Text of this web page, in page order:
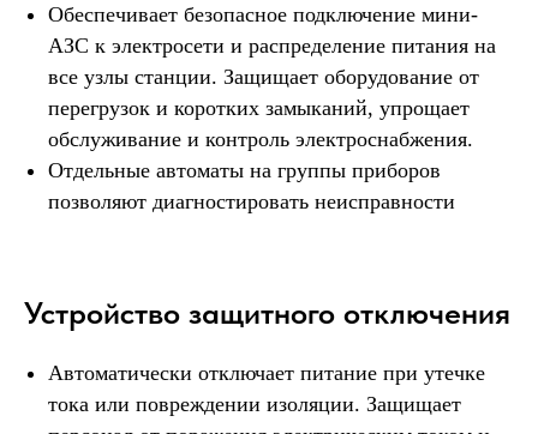
Обеспечивает безопасное подключение мини-
АЗС к электросети и распределение питания на
все узлы станции. Защищает оборудование от
перегрузок и коротких замыканий, упрощает
обслуживание и контроль электроснабжения.
Отдельные автоматы на группы приборов
позволяют диагностировать неисправности
Устройство защитного отключения
Автоматически отключает питание при утечке
тока или повреждении изоляции. Защищает